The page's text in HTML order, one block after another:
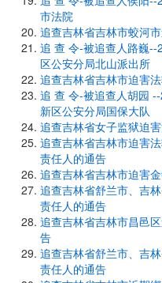
市法院
追查吉林省吉林市蛟河
追 查 令-被追查人路巍
区公安分局北山派出所
追查吉林省吉林市迫害
追 查 令-被追查人胡园
新区公安分局国保大队
追查吉林省女子监狱迫
追查吉林省吉林市迫害
责任人的通告
追查吉林省吉林市迫害
追查吉林省舒兰市、吉
责任人的通告
追查吉林省吉林市昌邑
告
追查吉林省舒兰市、吉
责任人的通告